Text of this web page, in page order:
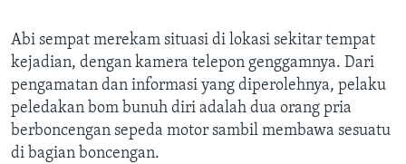
Abi sempat merekam situasi di lokasi sekitar tempat
kejadian, dengan kamera telepon genggamnya. Dari
pengamatan dan informasi yang diperolehnya, pelaku
peledakan bom bunuh diri adalah dua orang pria
berboncengan sepeda motor sambil membawa sesuatu
di bagian boncengan.